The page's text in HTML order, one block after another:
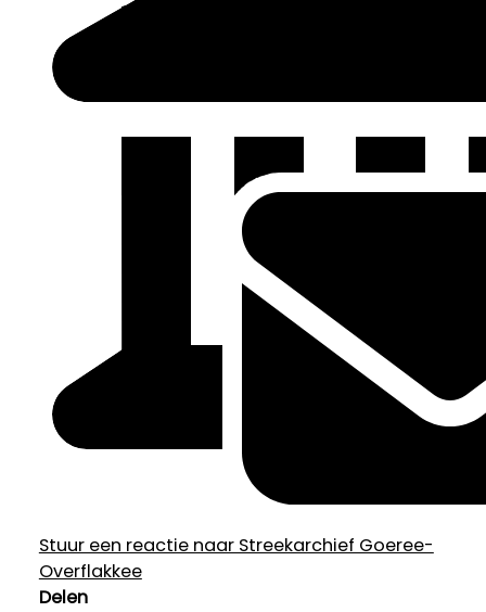
Stuur een reactie naar Streekarchief Goeree-
Overflakkee
Delen